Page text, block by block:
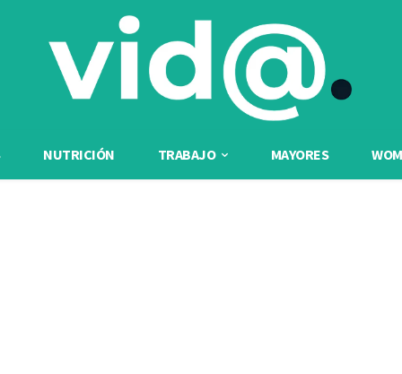
NUTRICIÓN TRABAJO MAYORES